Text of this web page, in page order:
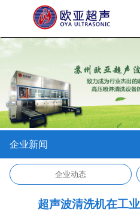
企业新闻
企业动态
超声波清洗机在工